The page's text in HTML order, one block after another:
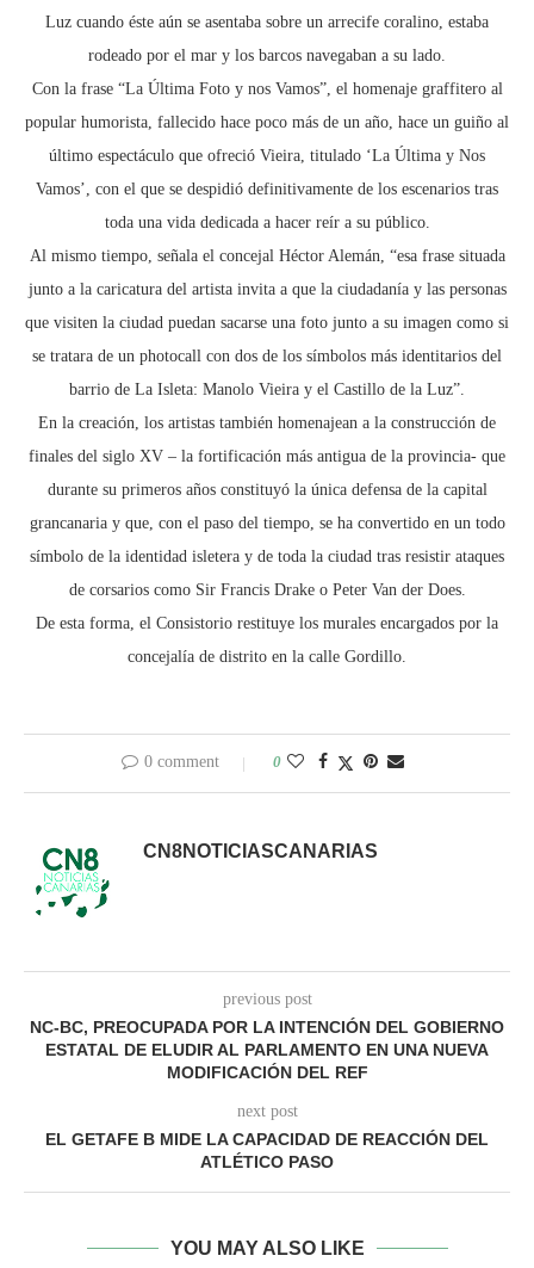
Luz cuando éste aún se asentaba sobre un arrecife coralino, estaba
rodeado por el mar y los barcos navegaban a su lado.
Con la frase “La Última Foto y nos Vamos”, el homenaje graffitero al
popular humorista, fallecido hace poco más de un año, hace un guiño al
último espectáculo que ofreció Vieira, titulado ‘La Última y Nos
Vamos’, con el que se despidió definitivamente de los escenarios tras
toda una vida dedicada a hacer reír a su público.
Al mismo tiempo, señala el concejal Héctor Alemán, “esa frase situada
junto a la caricatura del artista invita a que la ciudadanía y las personas
que visiten la ciudad puedan sacarse una foto junto a su imagen como si
se tratara de un photocall con dos de los símbolos más identitarios del
barrio de La Isleta: Manolo Vieira y el Castillo de la Luz”.
En la creación, los artistas también homenajean a la construcción de
finales del siglo XV – la fortificación más antigua de la provincia- que
durante su primeros años constituyó la única defensa de la capital
grancanaria y que, con el paso del tiempo, se ha convertido en un todo
símbolo de la identidad isletera y de toda la ciudad tras resistir ataques
de corsarios como Sir Francis Drake o Peter Van der Does.
De esta forma, el Consistorio restituye los murales encargados por la
concejalía de distrito en la calle Gordillo.
0 comment 0
CN8NOTICIASCANARIAS
previous post
NC-BC, PREOCUPADA POR LA INTENCIÓN DEL GOBIERNO
ESTATAL DE ELUDIR AL PARLAMENTO EN UNA NUEVA
MODIFICACIÓN DEL REF
next post
EL GETAFE B MIDE LA CAPACIDAD DE REACCIÓN DEL
ATLÉTICO PASO
YOU MAY ALSO LIKE